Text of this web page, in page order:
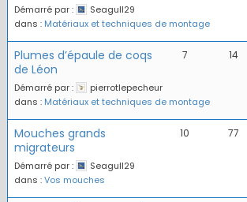
Démarré par :
Seagull29
dans : Matériaux et techniques de montage
Plumes d’épaule de coqs
de Léon
Démarré par :
pierrotlepecheur
dans : Matériaux et techniques de montage
7 14
Mouches grands
migrateurs
Démarré par :
Seagull29
dans :Vos mouches
10 77